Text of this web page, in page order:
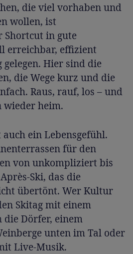
die viel vorhaben und
wollen, ist
Shortcut in gute
erreichbar, effizient
Hier sind die
die Wege kurz und die
Raus, rauf, los – und
wieder heim.
ein Lebensgefühl.
für den
von unkompliziert bis
Ski, das die
übertönt. Wer Kultur
Skitag mit einem
die Dörfer, einem
unten im Tal oder
Live-Musik.